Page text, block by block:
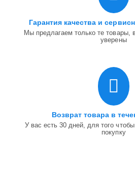
Гарантия качества и
Мы предлагаем только те товары,
уверены
Возврат товара в
У вас есть 30 дней, для того
покупку